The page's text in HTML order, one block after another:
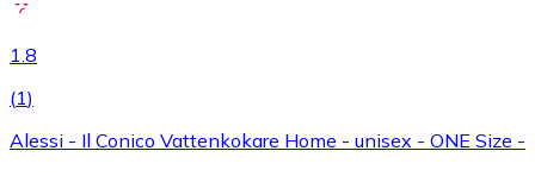
1.8
(1)
Alessi - Il Conico Vattenkokare Home - unisex - ONE Size -